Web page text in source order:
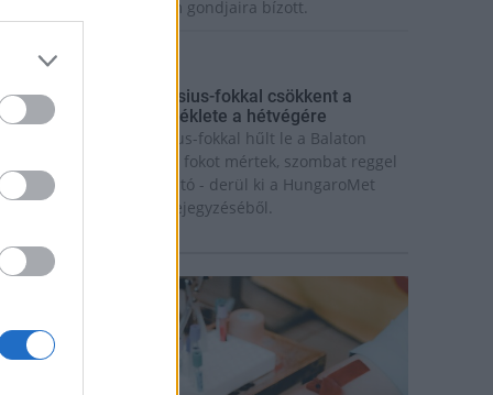
házaspár a pécsi múzeum gondjaira bízott.
Országos hírek
Egy hét alatt közel 6 Celsius-fokkal csökkent a
vizének hőmérséklete a hétvégére
Egy hét alatt közel 6 Celsius-fokkal hűlt le a Balaton
vize: míg július 18-án 26,6 fokot mértek, szombat reggel
csak 20,8 fokos volt a tó - derül ki a HungaroMet
Zrt. szombati Facebook-bejegyzéséből.